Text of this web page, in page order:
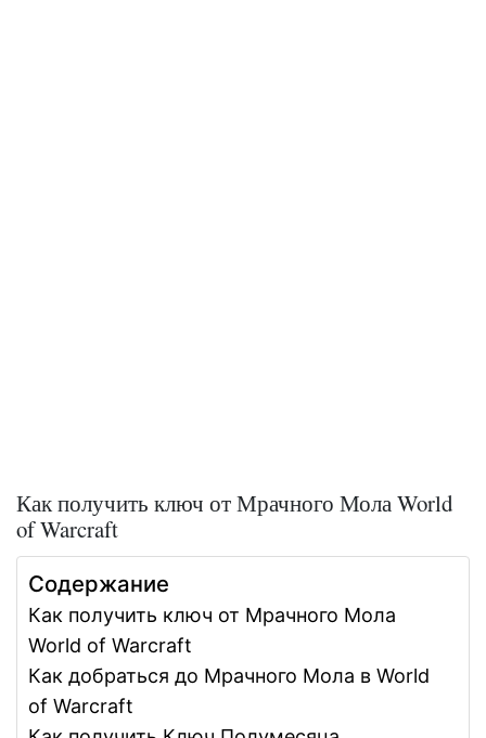
Как получить ключ от Мрачного Мола World
of Warcraft
Содержание
Как получить ключ от Мрачного Мола
World of Warcraft
Как добраться до Мрачного Мола в World
of Warcraft